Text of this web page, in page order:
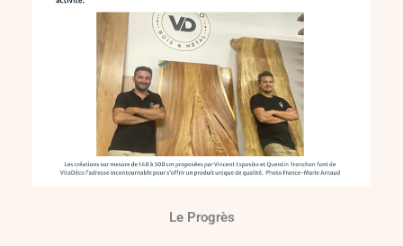
Le Progrès